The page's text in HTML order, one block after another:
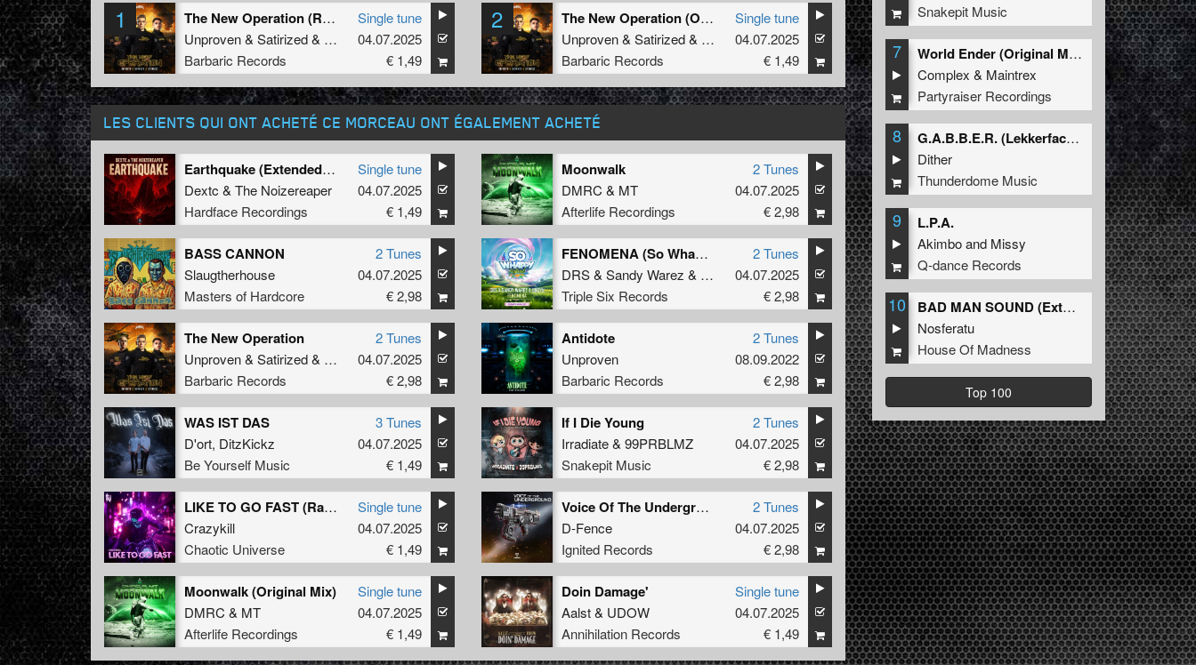
1
The New Operation (Radio Edit)
Unproven& Satirized& Spitnoise
Barbaric Records
Single tune
04.07.2025
€ 1,49
2
The New Operation (Original Mix)
Unproven& Satirized& Spitnoise
Barbaric Records
Single tune
04.07.2025
€ 1,49
LES CLIENTS QUI ONT ACHETÉ CE MORCEAU ONT ÉGALEMENT ACHETÉ
Earthquake (Extended Mix)
Dextc & The Noizereaper
Hardface Recordings
Single tune
04.07.2025
€ 1,49
Moonwalk
DMRC & MT
Afterlife Recordings
2 Tunes
04.07.2025
€ 2,98
BASS CANNON
Slaugtherhouse
Masters of Hardcore
2 Tunes
04.07.2025
€ 2,98
FENOMENA (So Whappy 2025 Anthem)
DRS& Sandy Warez & Unsyn
Triple Six Records
2 Tunes
04.07.2025
€ 2,98
The New Operation
Unproven& Satirized& Spitnoise
Barbaric Records
2 Tunes
04.07.2025
€ 2,98
Antidote
Unproven
Barbaric Records
2 Tunes
08.09.2022
€ 2,98
WAS IST DAS
D'ort, DitzKickz
Be Yourself Music
3 Tunes
04.07.2025
€ 1,49
If I Die Young
Irradiate& 99PRBLMZ
Snakepit Music
2 Tunes
04.07.2025
€ 2,98
LIKE TO GO FAST (Radio Edit)
Crazykill
Chaotic Universe
Single tune
04.07.2025
€ 1,49
Voice Of The Underground
D-Fence
Ignited Records
2 Tunes
04.07.2025
€ 2,98
Moonwalk (Original Mix)
DMRC & MT
Afterlife Recordings
Single tune
04.07.2025
€ 1,49
Doin Damage'
Aalst& UDOW
Annihilation Records
Single tune
04.07.2025
€ 1,49
Snakepit Music
7
World Ender (Original Mix)
Complex & Maintrex
Partyraiser Recordings
8
G.A.B.B.E.R. (Lekkerfaces L.E.K.K.E.R. Remix)
Dither
Thunderdome Music
9 L.P.A.
Akimboand Missy
Q-dance Records
10
BAD MAN SOUND (Extended Mix)
Nosferatu
House Of Madness
Top 100